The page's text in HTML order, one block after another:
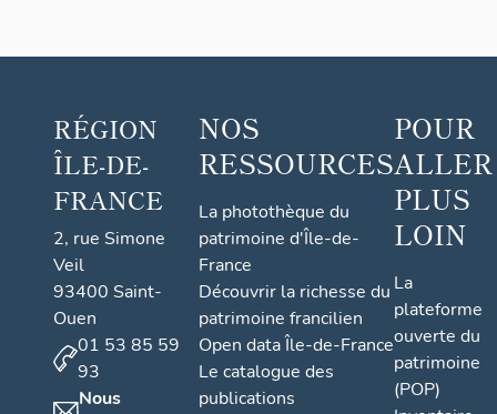
RÉGION
ÎLE-DE-
FRANCE
2, rue Simone
Veil
93400 Saint-
Ouen
01 53 85 59
93
Nous
NOS
RESSOURCES
La photothèque du
patrimoine d'Île-de-
France
Découvrir la richesse du
patrimoine francilien
Open data Île-de-France
Le catalogue des
publications
POUR
ALLER
PLUS
LOIN
La
plateforme
ouverte du
patrimoine
(POP)